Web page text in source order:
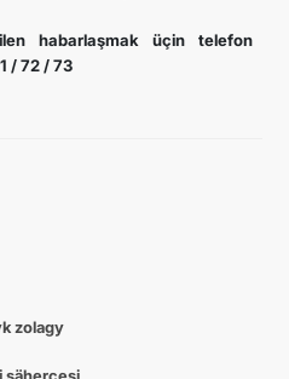
zolagy
habarlaşmak üçin telefon
/ 72 / 73